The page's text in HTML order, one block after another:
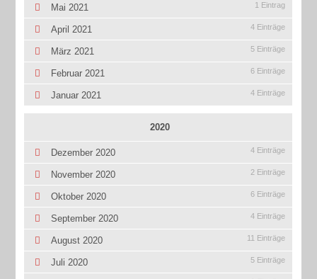
Mai 2021 1 Eintrag
April 2021 4 Einträge
März 2021 5 Einträge
Februar 2021 6 Einträge
Januar 2021 4 Einträge
2020
Dezember 2020 4 Einträge
November 2020 2 Einträge
Oktober 2020 6 Einträge
September 2020 4 Einträge
August 2020 11 Einträge
Juli 2020 5 Einträge